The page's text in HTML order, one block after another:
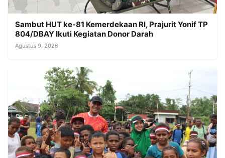
Sambut HUT ke-81 Kemerdekaan RI, Prajurit Yonif TP
804/DBAY Ikuti Kegiatan Donor Darah
Agustus 9, 2026